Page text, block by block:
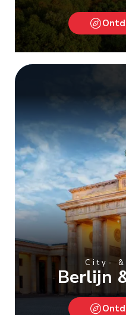
City-
Berlijn